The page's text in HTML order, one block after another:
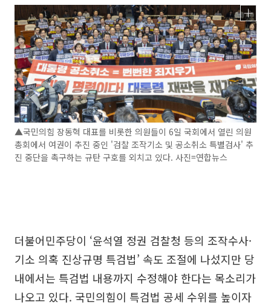
▲국민의힘 장동혁 대표를 비롯한 의원들이 6일 국회에서 열린 의원
총회에서 여권이 추진 중인 '검찰 조작기소 및 공소취소 특별검사' 추
진 중단을 촉구하는 규탄 구호를 외치고 있다. 사진=연합뉴스
더불어민주당이 ‘윤석열 정권 검찰청 등의 조작수사·
기소 의혹 진상규명 특검법’ 속도 조절에 나섰지만 당
내에서는 특검법 내용까지 수정해야 한다는 목소리가
나오고 있다. 국민의힘이 특검법 공세 수위를 높이자